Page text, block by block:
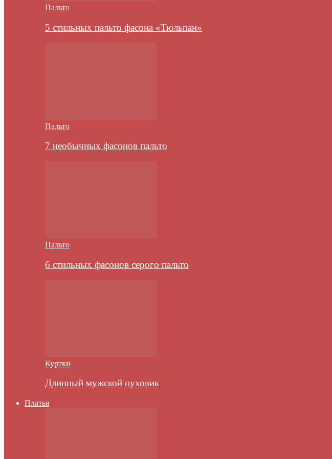
Пальто
5 стильных пальто фасона «Тюльпан»
Пальто
7 необычных фасонов пальто
Пальто
6 стильных фасонов серого пальто
Куртки
Длинный мужской пуховик
Платья